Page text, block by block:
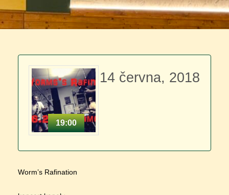
19:00
14 června, 2018
Worm’s Rafination